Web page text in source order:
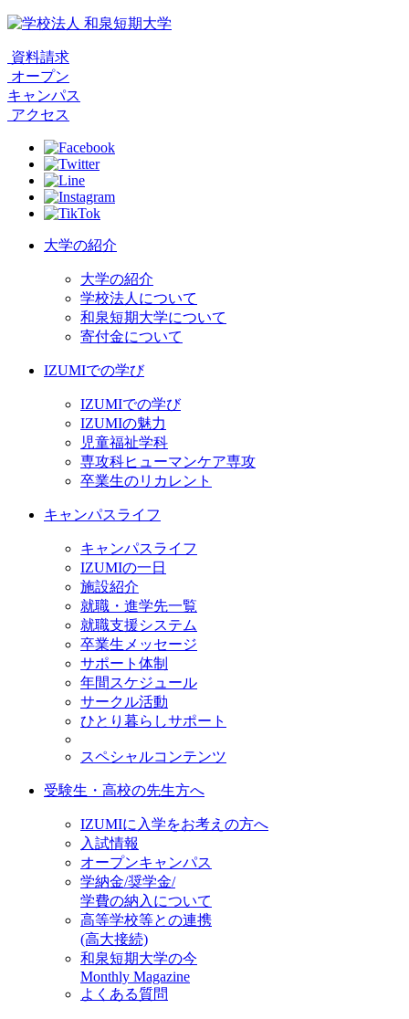
資料請求
オープン
キャンパス
アクセス
大学の紹介
大学の紹介
学校法人について
和泉短期大学について
寄付金について
IZUMIでの学び
IZUMIでの学び
IZUMIの魅力
児童福祉学科
専攻科ヒューマンケア専攻
卒業生のリカレント
キャンパスライフ
キャンパスライフ
IZUMIの一日
施設紹介
就職・進学先一覧
就職支援システム
卒業生メッセージ
サポート体制
年間スケジュール
サークル活動
ひとり暮らしサポート
スペシャルコンテンツ
受験生・高校の先生方へ
IZUMIに入学をお考えの方へ
入試情報
オープンキャンパス
学納金/奨学金/
学費の納入について
高等学校等との連携
(高大接続)
和泉短期大学の今
Monthly Magazine
よくある質問